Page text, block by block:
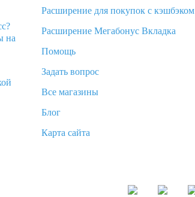
на
Расширение для покупок с кэшбэком
Расширение Мегабонус Вкладка
Помощь
Задать вопрос
Все магазины
Блог
Карта сайта